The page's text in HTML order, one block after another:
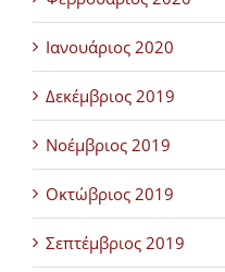
Ιανουάριος 2020
Δεκέμβριος 2019
Νοέμβριος 2019
Οκτώβριος 2019
Σεπτέμβριος 2019